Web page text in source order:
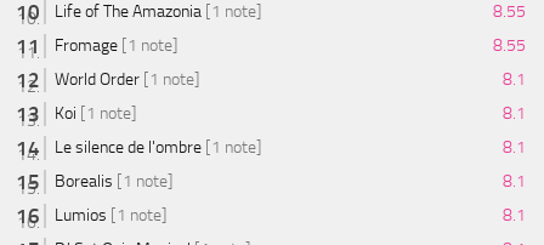
Life of The Amazonia [1 note]
8.55
Fromage [1 note]
8.55
World Order [1 note]
8.1
Koi [1 note]
8.1
Le silence de l'ombre [1 note]
8.1
Borealis [1 note]
8.1
Lumios [1 note]
8.1